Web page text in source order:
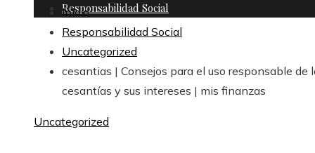
Responsabilidad Social
Inicio
Responsabilidad Social
Uncategorized
cesantias | Consejos para el uso responsable de
cesantías y sus intereses | mis finanzas
Uncategorized